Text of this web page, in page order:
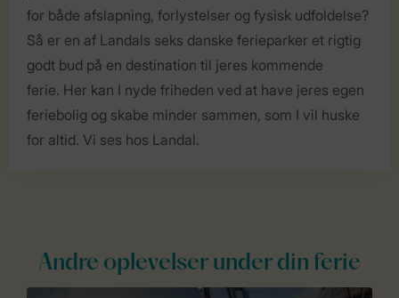
for både afslapning, forlystelser og fysisk udfoldelse?
Så er en af Landals seks danske ferieparker et rigtig
godt bud på en destination til jeres kommende
ferie. Her kan I nyde friheden ved at have jeres egen
feriebolig og skabe minder sammen, som I vil huske
for altid. Vi ses hos Landal.
Andre oplevelser under din ferie